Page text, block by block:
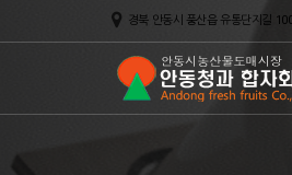
경북 안동시 풍산읍 유통단지길